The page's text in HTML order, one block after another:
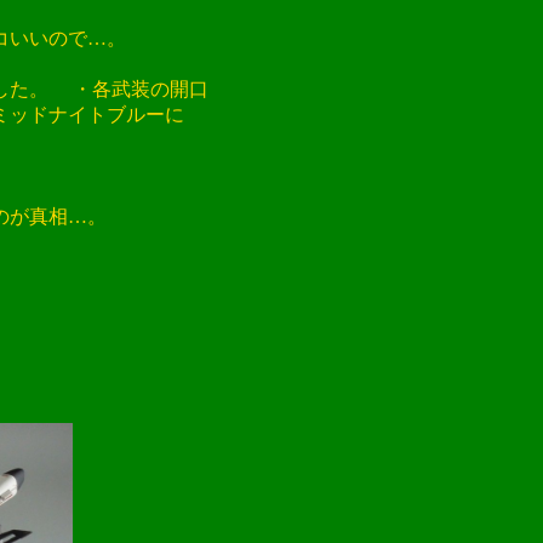
いので…。
。 ・各武装の開口
ッドナイトブルーに
が真相…。